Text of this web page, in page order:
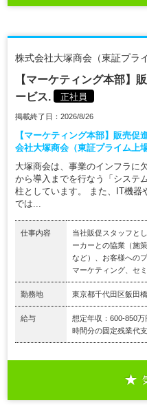
株式会社大塚商会（東証プラ
【マーケティング本部】
ービス.
正社員
掲載終了日：2026/8/26
【マーケティング本部】販売
会社大塚商会（東証プライム上場
大塚商会は、事業のインフラに
から導入までを行なう「システ
柱としています。 また、IT機器
では...
仕事内容
当社販促スタッフと
ーカーとの協業（施
など）、お客様への
マーケティング、セミ
勤務地 東京都千代田区飯田橋
給与
想定年収：600-850
時間分の固定残業代支